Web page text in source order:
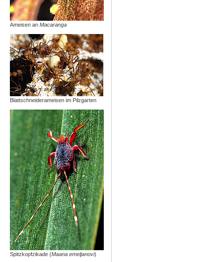
Ameisen anMacaranga
Blattschneiderameisen im Pilzgarten
Spitzkopfzikade (Maana emeljanovi)